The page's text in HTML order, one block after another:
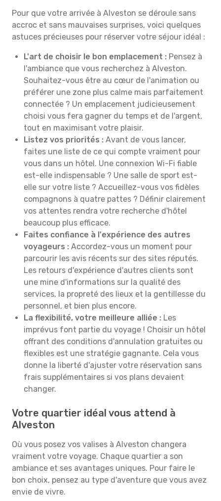
Pour que votre arrivée à Alveston se déroule sans
accroc et sans mauvaises surprises, voici quelques
astuces précieuses pour réserver votre séjour idéal :
L'art de choisir le bon emplacement : Pensez à
l'ambiance que vous recherchez à Alveston.
Souhaitez-vous être au cœur de l'animation ou
préférer une zone plus calme mais parfaitement
connectée ? Un emplacement judicieusement
choisi vous fera gagner du temps et de l'argent,
tout en maximisant votre plaisir.
Listez vos priorités : Avant de vous lancer,
faites une liste de ce qui compte vraiment pour
vous dans un hôtel. Une connexion Wi-Fi fiable
est-elle indispensable ? Une salle de sport est-
elle sur votre liste ? Accueillez-vous vos fidèles
compagnons à quatre pattes ? Définir clairement
vos attentes rendra votre recherche d'hôtel
beaucoup plus efficace.
Faites confiance à l'expérience des autres
voyageurs : Accordez-vous un moment pour
parcourir les avis récents sur des sites réputés.
Les retours d'expérience d'autres clients sont
une mine d'informations sur la qualité des
services, la propreté des lieux et la gentillesse du
personnel, et bien plus encore.
La flexibilité, votre meilleure alliée : Les
imprévus font partie du voyage ! Choisir un hôtel
offrant des conditions d'annulation gratuites ou
flexibles est une stratégie gagnante. Cela vous
donne la liberté d'ajuster votre réservation sans
frais supplémentaires si vos plans devaient
changer.
Votre quartier idéal vous attend à
Alveston
Où vous posez vos valises à Alveston changera
vraiment votre voyage. Chaque quartier a son
ambiance et ses avantages uniques. Pour faire le
bon choix, pensez au type d'aventure que vous avez
envie de vivre.